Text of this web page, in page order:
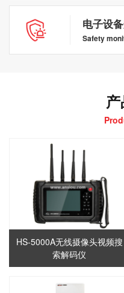
电子设
Safety
HS-5000A无线摄像头视频搜
索解码仪